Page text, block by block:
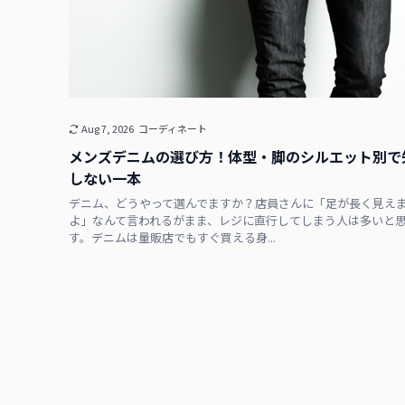
メンズデニムの選び方！体型・脚のシルエット別
しない一本
デニム、どうやって選んでますか？店員さんに「足が長く見え
よ」なんて言われるがまま、レジに直行してしまう人は多いと
す。デニムは量販店でもすぐ買える身...
Aug 7, 2026 コーディネート